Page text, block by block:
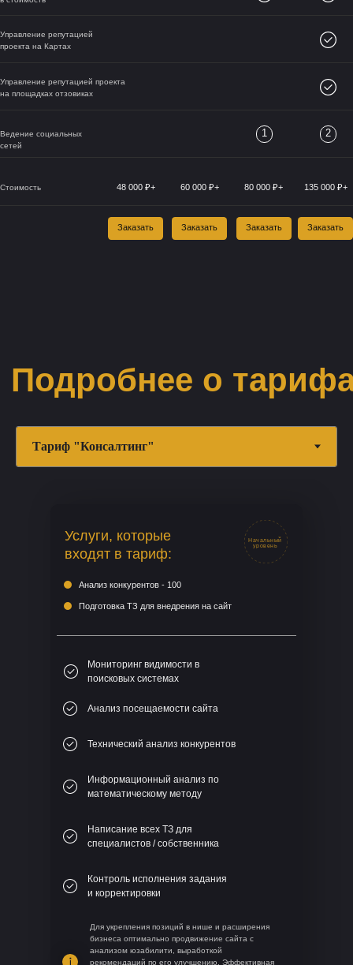
Услуги, которые
входят в тариф:
Анализ конкурентов - 100
Подготовка ТЗ для внедрения на сайт
Начальный
уровень
Мониторинг видимости в
поисковых системах
Анализ посещаемости сайта
Технический анализ конкурентов
Информационный анализ по
математическому методу
Написание всех ТЗ для
специалистов / собственника
Контроль исполнения задания
и корректировки
Для укрепления позиций в нише и расширения
бизнеса оптимально продвижение сайта с
анализом юзабилити, выработкой
рекомендаций по его улучшению. Эффективная